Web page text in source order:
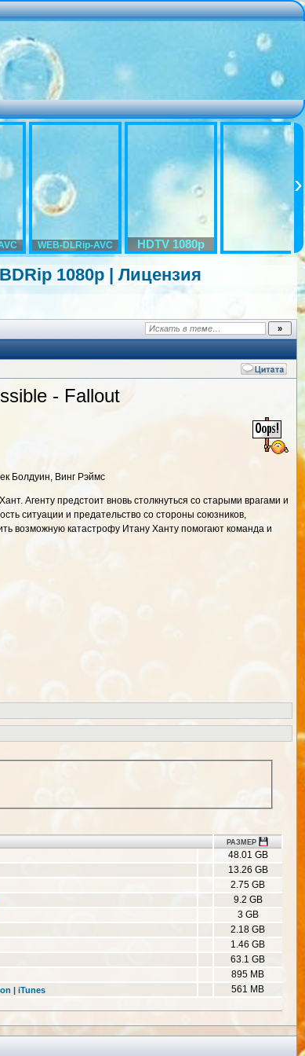
WEB-DLRip-AVC HDTV 1080p
1080p | Лицензия
- Fallout
Болдуин, Винг Рэймс
Агенту предстоит вновь столкнуться со старыми врагами и
ситуации и предательство со стороны союзников,
возможную катастрофу Итану Ханту помогают команда и
РАЗМЕР
48.01 GB
13.26 GB
2.75 GB
9.2 GB
3 GB
2.18 GB
1.46 GB
63.1 GB
895 MB
| iTunes
561 MB